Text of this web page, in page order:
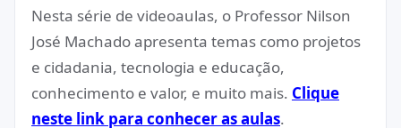
Nesta série de videoaulas, o Professor Nilson
José Machado apresenta temas como projetos
e cidadania, tecnologia e educação,
conhecimento e valor, e muito mais. Clique
neste link para conhecer as aulas.